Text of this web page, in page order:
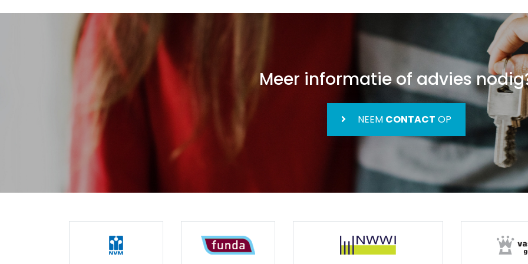
Meer informatie of advies
NEEM CONTACT OP